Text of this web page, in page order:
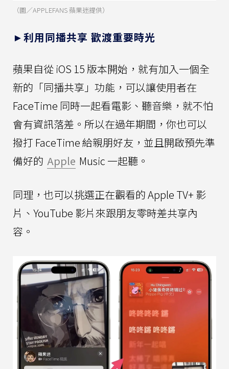
（圖／APPLEFANS 蘋果迷提供）
►利用同播共享 歡渡重要時光
蘋果自從 iOS 15 版本開始，就有加入一個全
新的「同播共享」功能，可以讓使用者在
FaceTime 同時一起看電影、聽音樂，就不怕
會有資訊落差。所以在過年期間，你也可以
撥打 FaceTime 給親朋好友，並且開啟預先準
備好的 Apple Music 一起聽。
同理，也可以挑選正在觀看的 Apple TV+ 影
片、YouTube 影片來跟朋友零時差共享內
容。